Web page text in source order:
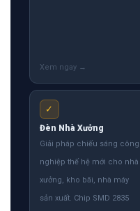
✓
Đèn Nhà Xưởng
Giải pháp chiếu sáng công
nghiệp thế hệ mới cho nhà
xưởng, kho bãi, nhà máy
sản xuất. Chip SMD 2835